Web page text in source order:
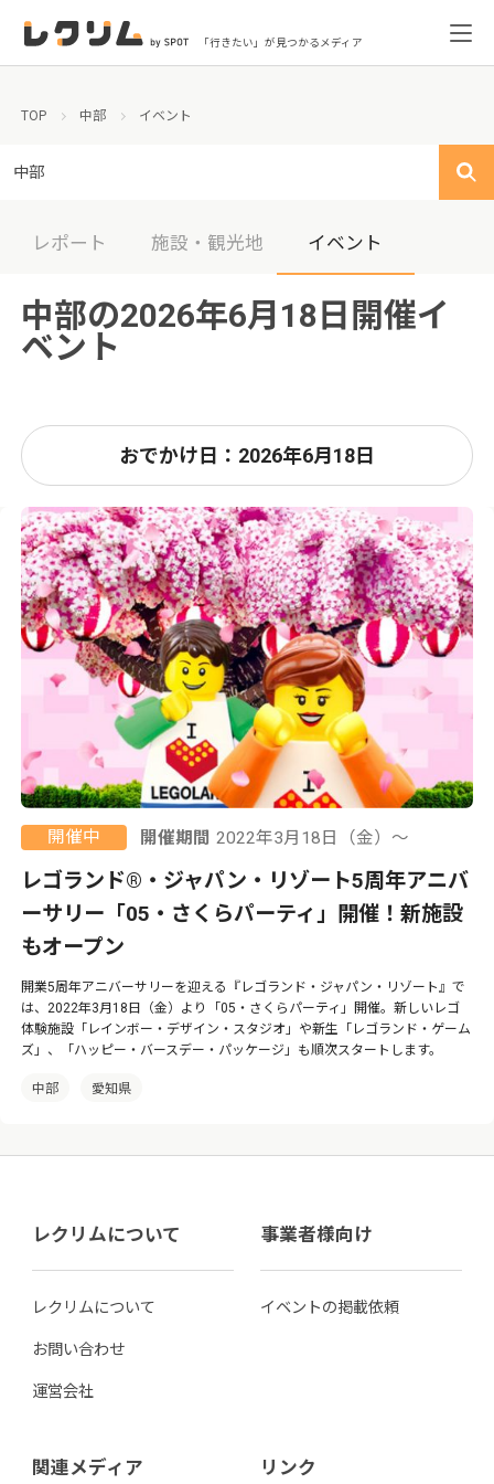
「行きたい」が見つかるメディア
TOP 中部 イベント
中部
レポート 施設・観光地 イベント
中部の2026年6月18日開催イ
ベント
おでかけ日：2026年6月18日
開催中 開催期間 2022年3月18日（金）〜
レゴランド®・ジャパン・リゾート5周年アニバ
ーサリー「05・さくらパーティ」開催！新施設
もオープン
開業5周年アニバーサリーを迎える『レゴランド・ジャパン・リゾート』で
は、2022年3月18日（金）より「05・さくらパーティ」開催。新しいレゴ
体験施設「レインボー・デザイン・スタジオ」や新生「レゴランド・ゲーム
ズ」、「ハッピー・バースデー・パッケージ」も順次スタートします。
中部 愛知県
レクリムについて
レクリムについて
お問い合わせ
運営会社
事業者様向け
イベントの掲載依頼
関連メディア リンク